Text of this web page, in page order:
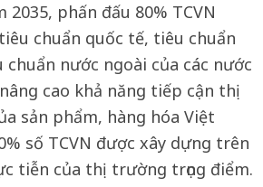
phấn đấu 80% TCVN
chuẩn quốc tế, tiêu chuẩn
chuẩn nước ngoài của các nước
cao khả năng tiếp cận thị
sản phẩm, hàng hóa Việt
số TCVN được xây dựng trên
tiễn của thị trường trọng điểm.